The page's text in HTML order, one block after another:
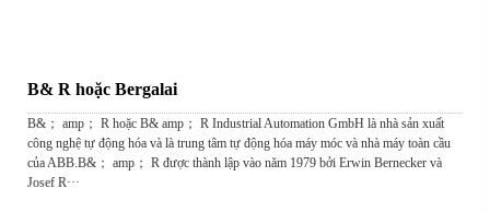
B& R hoặc Bergalai
B&； amp； R hoặc B& amp； R Industrial Automation GmbH là nhà sản xuất
công nghệ tự động hóa và là trung tâm tự động hóa máy móc và nhà máy toàn cầu
của ABB.B&； amp； R được thành lập vào năm 1979 bởi Erwin Bernecker và
Josef R···